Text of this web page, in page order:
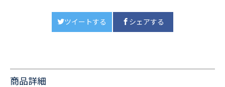
ツイートする シェアする
商品詳細